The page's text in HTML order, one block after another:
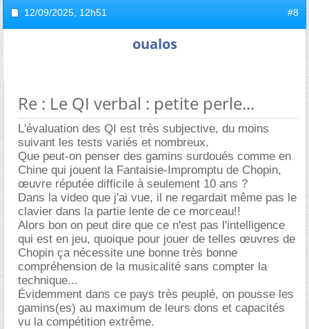
12/09/2025, 12h51 #8
oualos
Re : Le QI verbal : petite perle...
L'évaluation des QI est très subjective, du moins
suivant les tests variés et nombreux.
Que peut-on penser des gamins surdoués comme en
Chine qui jouent la Fantaisie-Impromptu de Chopin,
œuvre réputée difficile à seulement 10 ans ?
Dans la video que j'ai vue, il ne regardait même pas le
clavier dans la partie lente de ce morceau!!
Alors bon on peut dire que ce n'est pas l'intelligence
qui est en jeu, quoique pour jouer de telles œuvres de
Chopin ça nécessite une bonne très bonne
compréhension de la musicalité sans compter la
technique...
Évidemment dans ce pays très peuplé, on pousse les
gamins(es) au maximum de leurs dons et capacités
vu la compétition extrême.